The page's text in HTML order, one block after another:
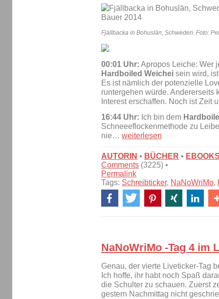
Fjällbacka in Bohuslän, Schweden. Foto:
00:01 Uhr: Apropos Leiche: Wer
Hardboiled Weichei sein wird,
Es ist nämlich der potenzielle
runtergehen würde. Andererseits
Interest erschaffen. Noch ist Zeit
16:44 Uhr: Ich bin dem
Schneeeflockenmethode zu
nie… weiterlesen
AUTORIN • BÜCHER •
Comments (3225) •
Permalink
Tags: Schreibticker, NaNoWriMo,
NaNoWriMo -Tag 4 im
Genau, der vierte Liveticker-Tag
Ich hoffe, ihr habt noch Spaß
die Schulter zu schauen. Zuerst
gestern Nachmittag nicht